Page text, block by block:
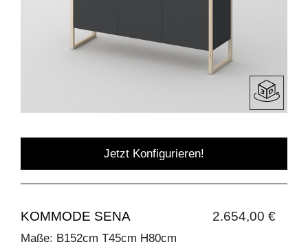
Jetzt Konfigurieren!
KOMMODE SENA 2.654,00 €
Maße: B152cm T45cm H80cm